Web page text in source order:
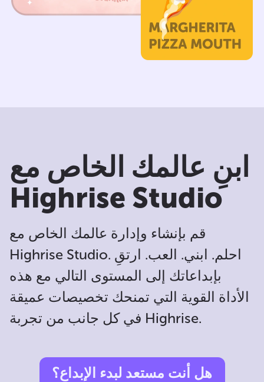
ابنِ عالمك الخاص مع
Highrise Studio
قم بإنشاء وإدارة عالمك الخاص مع
Highrise Studio. احلم. ابني. العب. ارتقِ
بإبداعاتك إلى المستوى التالي مع هذه
الأداة القوية التي تمنحك تخصيصات عميقة
في كل جانب من تجربة Highrise.
هل أنت مستعد لبدء الإبداع؟